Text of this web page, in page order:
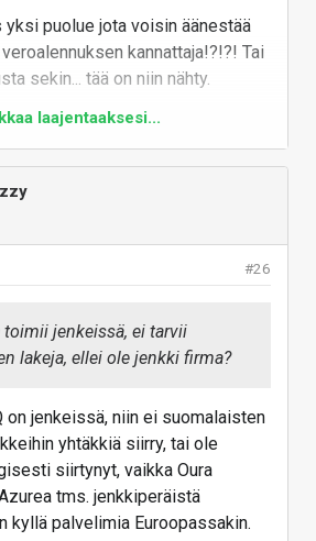
paljon nopeampi nykyään.
myöntää, että en tiedä,
oli ajajana, mutta
varmaan suuremmat verotulot
verran hankala markkina tää on
tekemätön paikka Woltille.
jos ei ole kasvua tiedossa.
on halua rakentaa se tuote,
rahoitusta.
ja niitä tarvitaan. Eka niitä
ulos, että saadaan rahaa
omistaa myös täällä. Monet
startuppeihin.
tehtävä pitäää huolta,
nouse, tai tuo ei ole
yksi puolue jota voisin äänestää
kannattaja!?!?! Tai
sekin... tää on niin nähty.
laajentaaksesi...
#26
jenkeissä, ei tarvii
lakeja, ellei ole jenkki firma?
on jenkeissä, niin ei suomalaisten
yhtäkkiä siirry, tai ole
siirtynyt, vaikka Oura
tms. jenkkiperäistä
kyllä palvelimia Euroopassakin.